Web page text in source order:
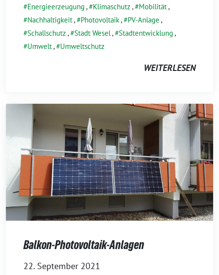
Energieerzeugung , Klimaschutz , Mobilität,
Nachhaltigkeit, Photovoltaik, PV-Anlage ,
Schallschutz , Stadt Wesel, Stadtentwicklung ,
Umwelt, Umweltschutz
WEITERLESEN
Balkon-Photovoltaik-Anlagen
22. September 2021